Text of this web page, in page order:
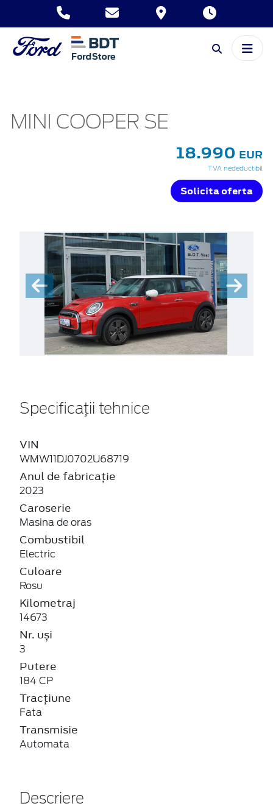
MINI COOPER SE
18.990 EUR
TVA nedeductibil
Solicita oferta
Specificații tehnice
VIN
WMW11DJ0702U68719
Anul de fabricație
2023
Caroserie
Masina de oras
Combustibil
Electric
Culoare
Rosu
Kilometraj
14673
Nr. uși
3
Putere
184 CP
Tracțiune
Fata
Transmisie
Automata
Descriere